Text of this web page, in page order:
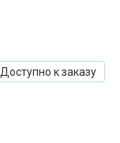
Доступно к заказу